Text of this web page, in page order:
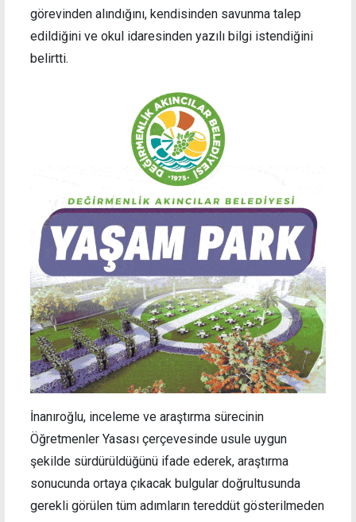
görevinden alındığını, kendisinden savunma talep
edildiğini ve okul idaresinden yazılı bilgi istendiğini
belirtti.
İnanıroğlu, inceleme ve araştırma sürecinin
Öğretmenler Yasası çerçevesinde usule uygun
şekilde sürdürüldüğünü ifade ederek, araştırma
sonucunda ortaya çıkacak bulgular doğrultusunda
gerekli görülen tüm adımların tereddüt gösterilmeden